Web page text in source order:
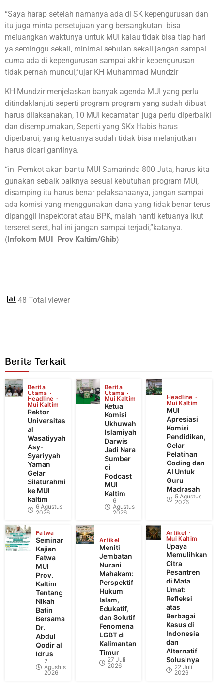
“Saya harap setelah namanya ada di SK kepengurusan dan
itu juga minta persetujuan yang bersangkutan bisa
meluangkan waktunya untuk MUI kalau tidak bisa tiap hari
ya seminggu sekali, minimal sebulan sekali jangan sampai
cuma ada di kepengurusan sampai akhir kepengurusan
tidak pernah muncul,”ujar KH Muhammad Mundzir
KH Mundzir menjelaskan banyak agenda MUI yang perlu
ditindaklanjuti seperti program program yang sudah dibuat
harus dilaksanakan, 10 MUI kecamatan juga perlu diperbaiki
dan disempurnakan, Seperti yang SKx Habis harus
diperbarui, yang ketuanya sudah tidak bisa melanjutkan
harus dicari gantinya.
“ini Pemkot akan bantu MUI Samarinda 800 Juta, harus kita
gunakan sebaik baiknya sesuai kebutuhan program MUI,
disamping itu harus benar pelaksanaanya, jangan sampai
ada komisi yang menggunakan dana yang tidak benar terus
dipanggil inspektorat atau BPK, malah nanti ketuanya ikut
terseret seret, hal ini jangan sampai terjadi,”katanya.
( Infokom MUI Prov Kaltim/Ghib)
48 Total viewer
Berita Terkait
Berita
Utama
Headline
Mui Kaltim
Rektor
Universitas
al
Wasatiyyah
Asy-
Syariyyah
Yaman
Gelar
Silaturahmi
ke MUI
kaltim
6 Agustus
2026
Berita
Utama
Mui Kaltim
Ketua
Komisi
Ukhuwah
Islamiyah
Darwis
Jadi Nara
Sumber
di
Podcast
MUI
Kaltim
6
Agustus
2026
Headline
Mui Kaltim
MUI
Apresiasi
Komisi
Pendidikan,
Gelar
Pelatihan
Coding dan
AI Untuk
Guru
Madrasah
5 Agustus
2026
Fatwa
Seminar
Kajian
Fatwa
MUI
Prov.
Kaltim
Tentang
Nikah
Batin
Bersama
Dr.
Abdul
Qodir al
Idrus
2
Agustus
2026
Artikel
Meniti
Jembatan
Nurani
Mahakam:
Perspektif
Hukum
Islam,
Edukatif,
dan Solutif
Fenomena
LGBT di
Kalimantan
Timur
27 Juli
2026
Artikel
Mui Kaltim
Upaya
Memulihkan
Citra
Pesantren
di Mata
Umat:
Refleksi
atas
Berbagai
Kasus di
Indonesia
dan
Alternatif
Solusinya
22 Juli
2026